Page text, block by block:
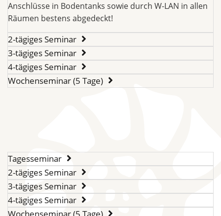
Anschlüsse in Bodentanks sowie durch W-LAN in allen
Räumen bestens abgedeckt!
2-tägiges Seminar
3-tägiges Seminar
4-tägiges Seminar
Wochenseminar (5 Tage)
Tagesseminar
2-tägiges Seminar
3-tägiges Seminar
4-tägiges Seminar